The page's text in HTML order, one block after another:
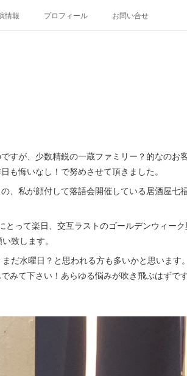
情報 プロフィール お問い合せ
すが、少数精鋭の一蔵ファミリー？的なのお
も悔いなし！で努めさせて頂きました。
、私が顔付して落語会開催している居酒屋七
って楽日、交互ラストのゴールデンウィー
致します。
だ水曜日？と思われる方も多いかと思います
みて下さい！あらゆる悩みが吹き飛ぶはずで